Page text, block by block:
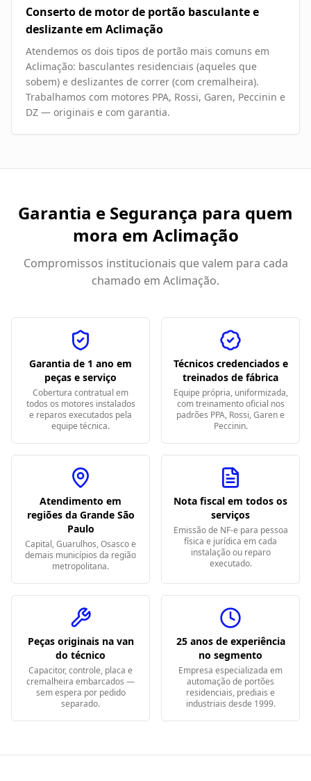
Conserto de motor de portão basculante e
deslizante em Aclimação
Atendemos os dois tipos de portão mais comuns em
Aclimação: basculantes residenciais (aqueles que
sobem) e deslizantes de correr (com cremalheira).
Trabalhamos com motores PPA, Rossi, Garen, Peccinin e
DZ — originais e com garantia.
Garantia e Segurança para quem
mora em Aclimação
Compromissos institucionais que valem para cada
chamado em Aclimação.
Garantia de 1 ano em
peças e serviço
Cobertura contratual em
todos os motores instalados
e reparos executados pela
equipe técnica.
Técnicos credenciados e
treinados de fábrica
Equipe própria, uniformizada,
com treinamento oficial nos
padrões PPA, Rossi, Garen e
Peccinin.
Atendimento em
regiões da Grande São
Paulo
Capital, Guarulhos, Osasco e
demais municípios da região
metropolitana.
Nota fiscal em todos os
serviços
Emissão de NF-e para pessoa
física e jurídica em cada
instalação ou reparo
executado.
Peças originais na van
do técnico
Capacitor, controle, placa e
cremalheira embarcados —
sem espera por pedido
separado.
25 anos de experiência
no segmento
Empresa especializada em
automação de portões
residenciais, prediais e
industriais desde 1999.